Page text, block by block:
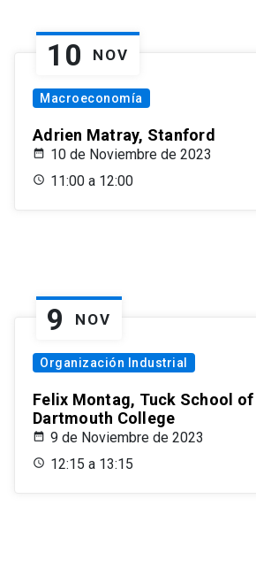
10 NOV
Macroeconomía
Adrien Matray, Stanford
10 de Noviembre de 2023
11:00 a 12:00
9 NOV
Organización Industrial
Felix Montag, Tuck School of
Dartmouth College
9 de Noviembre de 2023
12:15 a 13:15